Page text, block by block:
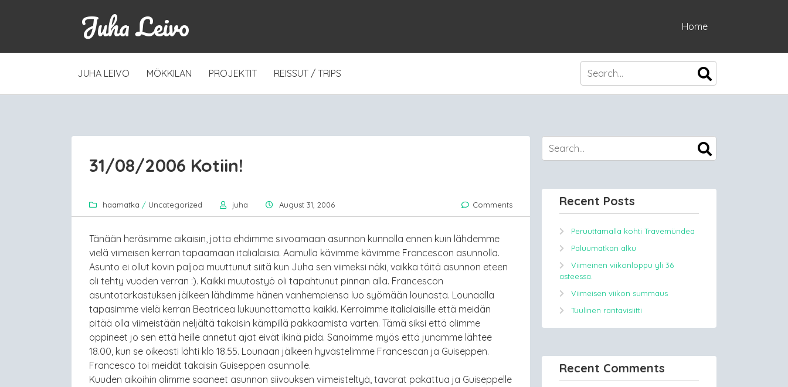
Juha Leivo Home
SKIP
CONTENT
JUHA LEIVO MÖKKILAN PROJEKTIT REISSUT / TRIPS
31/08/2006 Kotiin!
haamatka / Uncategorized juha August 31, 2006 Comments
Tänään heräsimme aikaisin, jotta ehdimme siivoamaan asunnon kunnolla ennen kuin lähdemme
vielä viimeisen kerran tapaamaan italialaisia. Aamulla kävimme kävimme Francescon asunnolla.
Asunto ei ollut kovin paljoa muuttunut siitä kun Juha sen viimeksi näki, vaikka töitä asunnon eteen
oli tehty vuoden verran :). Kaikki muutostyö oli tapahtunut pinnan alla. Francescon
asuntotarkastuksen jälkeen lähdimme hänen vanhempiensa luo syömään lounasta. Lounaalla
tapasimme vielä kerran Beatricea lukuunottamatta kaikki. Kerroimme italialaisille että meidän
pitää olla viimeistään neljältä takaisin kämpillä pakkaamista varten. Tämä siksi että olimme
oppineet jo sen että heille annetut ajat eivät ikinä pidä. Sanoimme myös että junamme lähtee
18.00, kun se oikeasti lähti klo 18.55. Lounaan jälkeen hyvästelimme Francescan ja Guiseppen.
Francesco toi meidät takaisin Guiseppen asunnolle.
Kuuden aikoihin olimme saaneet asunnon siivouksen viimeisteltyä, tavarat pakattua ja Guiseppelle
Recent Posts
Peruuttamalla kohti Travemündea
Paluumatkan alku
Viimeinen viikonloppu yli 36
asteessa.
Viimeisen viikon summaus
Tuulinen rantavisiitti
Recent Comments